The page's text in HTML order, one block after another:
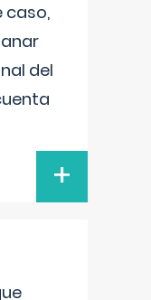
caso,
del
+